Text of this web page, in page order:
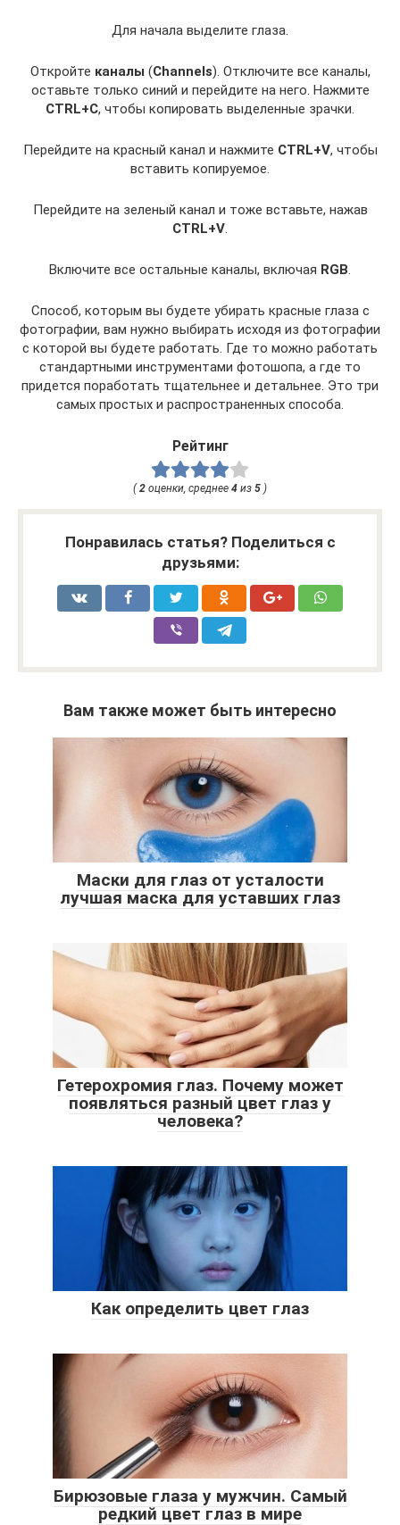
Для начала выделите глаза.
Откройте каналы (Channels). Отключите все каналы,
оставьте только синий и перейдите на него. Нажмите
CTRL+C, чтобы копировать выделенные зрачки.
Перейдите на красный канал и нажмите CTRL+V, чтобы
вставить копируемое.
Перейдите на зеленый канал и тоже вставьте, нажав
CTRL+V.
Включите все остальные каналы, включая RGB.
Способ, которым вы будете убирать красные глаза с
фотографии, вам нужно выбирать исходя из фотографии
с которой вы будете работать. Где то можно работать
стандартными инструментами фотошопа, а где то
придется поработать тщательнее и детальнее. Это три
самых простых и распространенных способа.
Рейтинг
(2 оценки, среднее 4 из 5 )
Понравилась статья? Поделиться с
друзьями:
Вам также может быть интересно
Маски для глаз от усталости
лучшая маска для уставших глаз
Гетерохромия глаз. Почему может
появляться разный цвет глаз у
человека?
Как определить цвет глаз
Бирюзовые глаза у мужчин. Самый
редкий цвет глаз в мире